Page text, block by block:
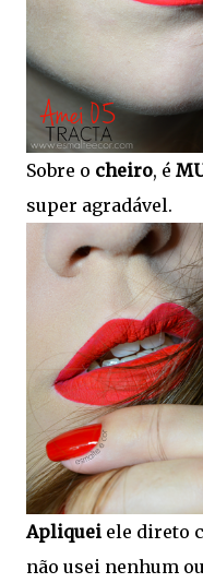
Sobre o cheiro, é
super agradável.
Apliquei ele direto
não usei nenhum